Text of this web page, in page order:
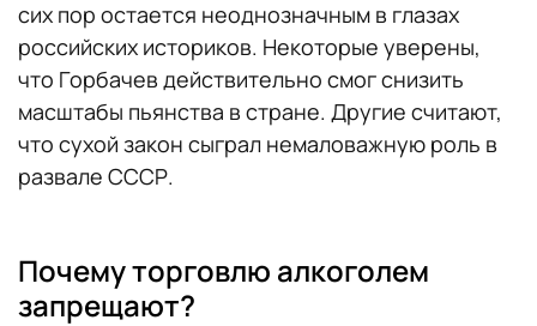
сих пор остается неоднозначным в глазах
российских историков. Некоторые уверены,
что Горбачев действительно смог снизить
масштабы пьянства в стране. Другие считают,
что сухой закон сыграл немаловажную роль в
развале СССР.
Почему торговлю алкоголем
запрещают?